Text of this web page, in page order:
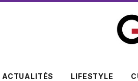
ACTUALITÉS LIFESTYLE